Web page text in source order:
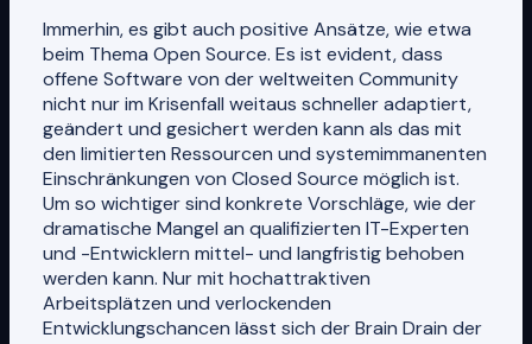
Immerhin, es gibt auch positive Ansätze, wie etwa
beim Thema Open Source. Es ist evident, dass
offene Software von der weltweiten Community
nicht nur im Krisenfall weitaus schneller adaptiert,
geändert und gesichert werden kann als das mit
den limitierten Ressourcen und systemimmanenten
Einschränkungen von Closed Source möglich ist.
Um so wichtiger sind konkrete Vorschläge, wie der
dramatische Mangel an qualifizierten IT-Experten
und -Entwicklern mittel- und langfristig behoben
werden kann. Nur mit hochattraktiven
Arbeitsplätzen und verlockenden
Entwicklungschancen lässt sich der Brain Drain der